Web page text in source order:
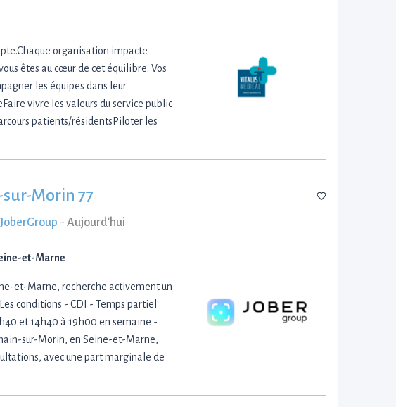
organisation impacte
êtes au cœur de cet équilibre. Vos
les équipes dans leur
vivre les valeurs du service public
patients/résidentsPiloter les
Morin 77
- Aujourd'hui
et-Marne
et-Marne, recherche activement un
conditions - CDI - Temps partiel
et 14h40 à 19h00 en semaine -
sur-Morin, en Seine-et-Marne,
avec une part marginale de